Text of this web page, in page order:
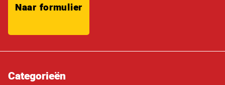
Naar formulier
Categorieën